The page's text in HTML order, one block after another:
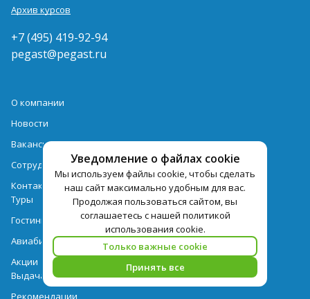
Уведомление о файлах cookie
Мы используем файлы cookie, чтобы сделать
наш сайт максимально удобным для вас.
Продолжая пользоваться сайтом, вы
соглашаетесь с нашей политикой
использования cookie.
Только важные cookie
Принять все
Архив курсов
+7 (495) 419-92-94
pegast@pegast.ru
О компании
Новости
Вакансии
Сотрудничество
Контактная информация
Туры
Гостиницы
Авиабилеты
Акции
Выдача документов
Рекомендации